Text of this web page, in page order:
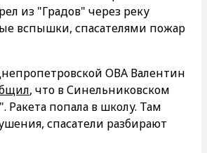
из "Градов" через реку
вспышки, спасателями пожар
ОВА Валентин
, что в Синельниковском
Ракета попала в школу. Там
спасатели разбирают